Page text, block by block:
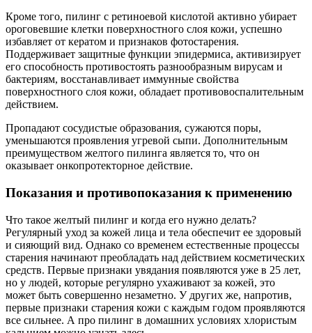
Кроме того, пилинг с ретиноевой кислотой активно убирает
ороговевшие клетки поверхностного слоя кожи, успешно
избавляет от кератом и признаков фотостарения.
Поддерживает защитные функции эпидермиса, активизирует
его способность противостоять разнообразным вирусам и
бактериям, восстанавливает иммунные свойства
поверхностного слоя кожи, обладает противовоспалительным
действием.
Пропадают сосудистые образования, сужаются поры,
уменьшаются проявления угревой сыпи. Дополнительным
преимуществом желтого пилинга является то, что он
оказывает онкопротекторное действие.
Показания и противопоказания к применению
Что такое желтый пилинг и когда его нужно делать?
Регулярный уход за кожей лица и тела обеспечит ее здоровый
и сияющий вид. Однако со временем естественные процессы
старения начинают преобладать над действием косметических
средств. Первые признаки увядания появляются уже в 25 лет,
но у людей, которые регулярно ухаживают за кожей, это
может быть совершенно незаметно. У других же, напротив,
первые признаки старения кожи с каждым годом проявляются
все сильнее. А про пилинг в домашних условиях хлористым